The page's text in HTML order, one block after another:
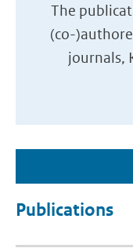
The
(co-
journals,
Publications